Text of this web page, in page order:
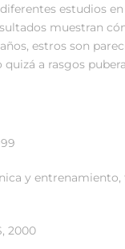
estudios
muestran
estros son
a rasgos
y
2000